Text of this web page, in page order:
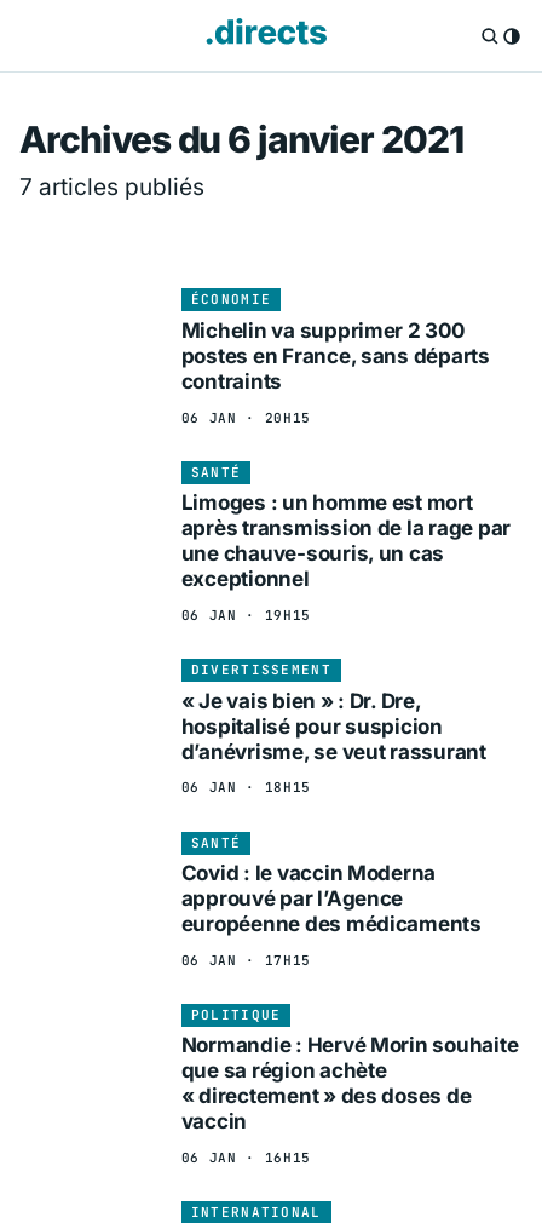
Directs.fr —
Archives du 6 janvier 2021
7 articles publiés
ÉCONOMIE
Michelin va supprimer 2 300
postes en France, sans départs
contraints
06 JAN · 20H15
SANTÉ
Limoges : un homme est mort
après transmission de la rage par
une chauve-souris, un cas
exceptionnel
06 JAN · 19H15
DIVERTISSEMENT
« Je vais bien » : Dr. Dre,
hospitalisé pour suspicion
d’anévrisme, se veut rassurant
06 JAN · 18H15
SANTÉ
Covid : le vaccin Moderna
approuvé par l’Agence
européenne des médicaments
06 JAN · 17H15
POLITIQUE
Normandie : Hervé Morin souhaite
que sa région achète
« directement » des doses de
vaccin
06 JAN · 16H15
INTERNATIONAL